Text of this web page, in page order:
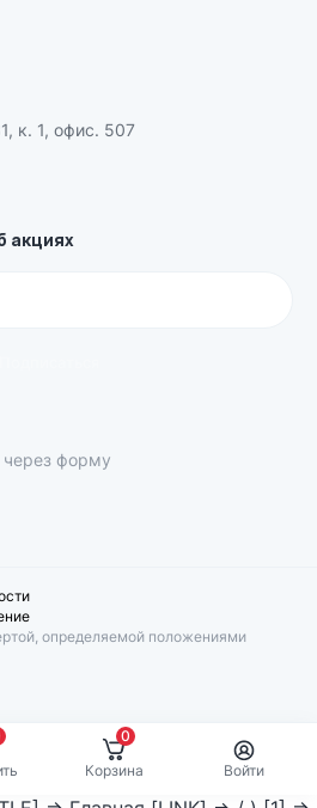
к. 1, офис. 507
акциях
через форму
определяемой положениями
0
Корзина
Войти